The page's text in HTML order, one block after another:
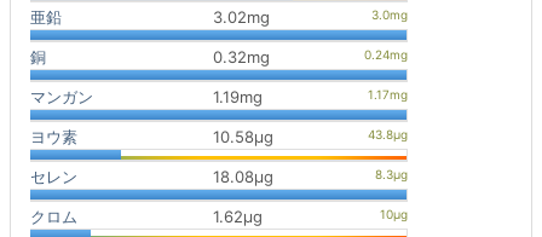
亜鉛 3.02mg
銅 0.32mg
マンガン 1.19mg
ヨウ素 10.58μg
セレン 18.08μg
クロム 1.62μg